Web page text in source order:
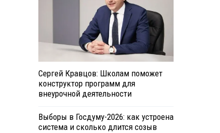
Сергей Кравцов: Школам поможет
конструктор программ для
внеурочной деятельности
Выборы в Госдуму-2026: как устроена
система и сколько длится созыв